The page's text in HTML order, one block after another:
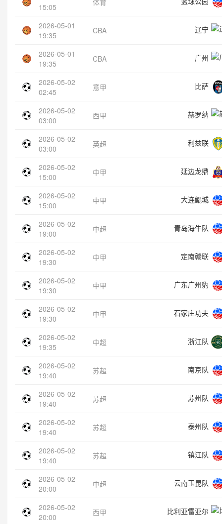
15:05
2026-05-01
19:35
CBA 辽宁
2026-05-01
19:35
CBA 广州
2026-05-02
02:45
意甲 比萨
2026-05-02
03:00
西甲 赫罗纳
2026-05-02
03:00
英超 利兹联
2026-05-02
15:00
中甲 延边龙鼎
2026-05-02
15:00
中甲 大连鲲城
2026-05-02
19:00
中超 青岛海牛队
2026-05-02
19:30
中甲 定南赣联
2026-05-02
19:30
中甲 广东广州豹
2026-05-02
19:30
中甲 石家庄功夫
2026-05-02
19:35
中超 浙江队
2026-05-02
19:40
苏超 南京队
2026-05-02
19:40
苏超 苏州队
2026-05-02
19:40
苏超 泰州队
2026-05-02
19:40
苏超 镇江队
2026-05-02
20:00
中超 云南玉昆队
2026-05-02
20:00
西甲 比利亚雷亚尔